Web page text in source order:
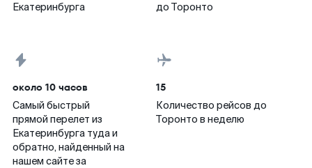
Екатеринбурга
до Торонто
около 10 часов
Самый быстрый
прямой перелет из
Екатеринбурга туда и
обратно, найденный на
нашем сайте за
15
Количество рейсов до
Торонто в неделю